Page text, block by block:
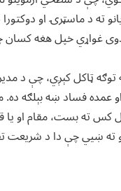
سندونه ورکوي. لکه چې په دا ورستیو کې
غواړي خپل هغه
توګه ټاکل کېږي، چې د
عمده فساد ښه بېلګه
کس ته بست، مقام او یا
ته ښيي چې دا د شریعت